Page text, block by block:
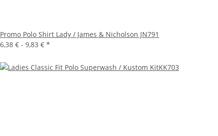
Promo Polo Shirt Lady / James & Nicholson JN791
6,38 € - 9,83 € *